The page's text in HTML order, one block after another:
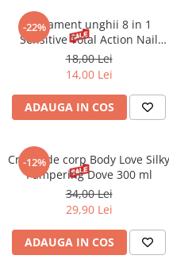
Machiaj Sprancene
Creion sprancene
Fard sprancene
Gel fixare sprancene
Gel/tus sprancene
Vopsea sprancene
Ser sprancene
-22%
Tratament unghii 8 in 1
Sensitive Total Action Nail
Therapy 12 ml
18,00 Lei
14,00 Lei
ADAUGA IN COS
-12%
Cremă de corp Body Love Silky
Pampering Dove 300 ml
34,00 Lei
29,90 Lei
ADAUGA IN COS